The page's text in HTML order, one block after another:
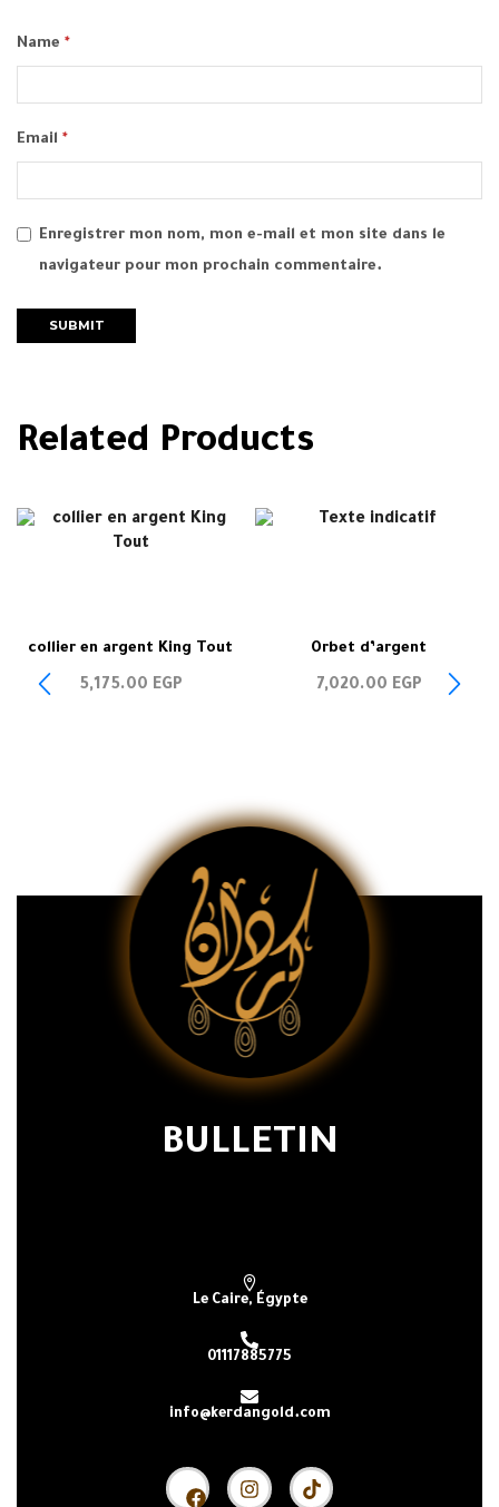
Name *
Email *
Enregistrer mon nom, mon e-mail et mon site dans le
navigateur pour mon prochain commentaire.
Related Products
collier en argent King Tout
5,175.00 EGP
Orbet d’argent
7,020.00 EGP
BULLETIN
Le Caire, Égypte
01117885775
info@kerdangold.com